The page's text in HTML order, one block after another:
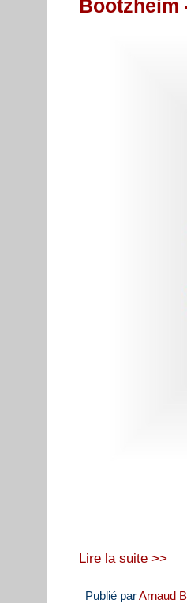
Bootzheim
Lire la suite >>
Publié parArnaud